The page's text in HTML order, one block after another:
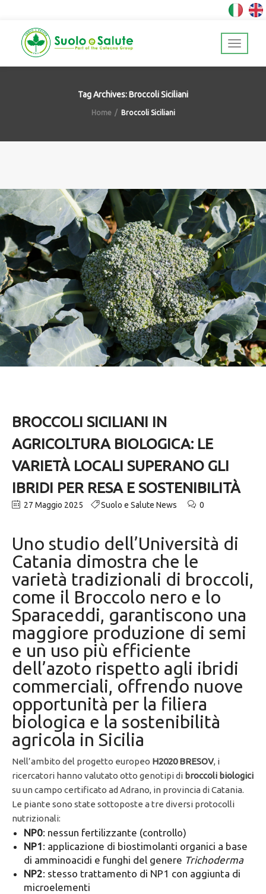
Tag Archives: Broccoli Siciliani
Home Broccoli Siciliani
BROCCOLI SICILIANI IN
AGRICOLTURA BIOLOGICA: LE
VARIETÀ LOCALI SUPERANO GLI
IBRIDI PER RESA E SOSTENIBILITÀ
27 Maggio 2025 Suolo e Salute News 0
Uno studio dell’Università di
Catania dimostra che le
varietà tradizionali di broccoli,
come il Broccolo nero e lo
Sparaceddi, garantiscono una
maggiore produzione di semi
e un uso più efficiente
dell’azoto rispetto agli ibridi
commerciali, offrendo nuove
opportunità per la filiera
biologica e la sostenibilità
agricola in Sicilia
Nell’ambito del progetto europeo H2020 BRESOV, i
ricercatori hanno valutato otto genotipi di broccoli biologici
su un campo certificato ad Adrano, in provincia di Catania.
Le piante sono state sottoposte a tre diversi protocolli
nutrizionali:
NP0: nessun fertilizzante (controllo)
NP1: applicazione di biostimolanti organici a base
di amminoacidi e funghi del genere Trichoderma
NP2: stesso trattamento di NP1 con aggiunta di
microelementi